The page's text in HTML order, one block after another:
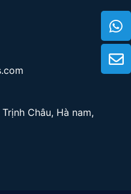
Châu, Hà nam,